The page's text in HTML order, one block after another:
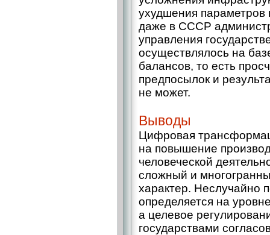
ухудшения параметров
даже в СССР
управления
осуществлялось на
балансов, то есть
предпосылок и
не может.
Выводы
Цифровая
на повышение
человеческой
сложный и
характер. Неслучайно
определяется на
а целевое
государствами